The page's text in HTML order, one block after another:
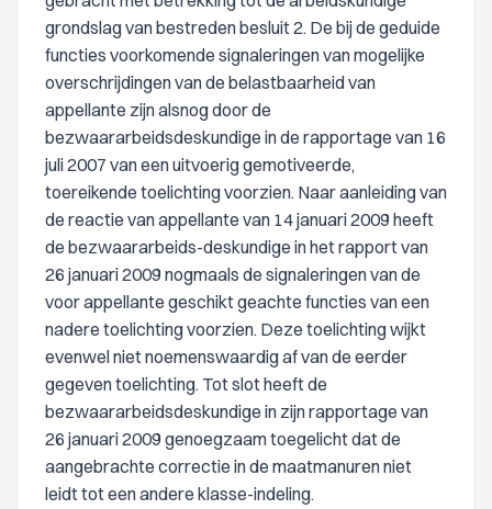
grondslag van bestreden besluit 2. De bij de geduide
functies voorkomende signaleringen van mogelijke
overschrijdingen van de belastbaarheid van
appellante zijn alsnog door de
bezwaararbeidsdeskundige in de rapportage van 16
juli 2007 van een uitvoerig gemotiveerde,
toereikende toelichting voorzien. Naar aanleiding van
de reactie van appellante van 14 januari 2009 heeft
de bezwaararbeids-deskundige in het rapport van
26 januari 2009 nogmaals de signaleringen van de
voor appellante geschikt geachte functies van een
nadere toelichting voorzien. Deze toelichting wijkt
evenwel niet noemenswaardig af van de eerder
gegeven toelichting. Tot slot heeft de
bezwaararbeidsdeskundige in zijn rapportage van
26 januari 2009 genoegzaam toegelicht dat de
aangebrachte correctie in de maatmanuren niet
leidt tot een andere klasse-indeling.